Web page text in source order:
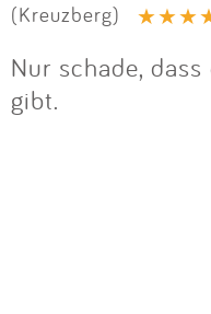
(Kreuzberg)
Nur schade,
gibt.